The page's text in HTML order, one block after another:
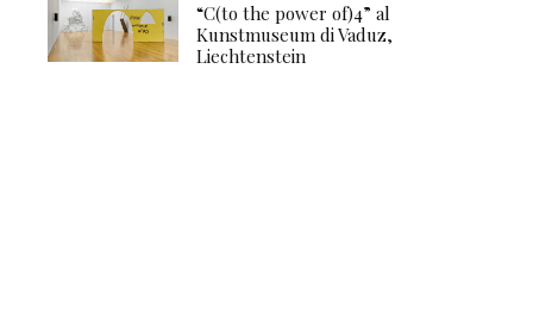
“C(to the power of)4” al
Kunstmuseum di Vaduz,
Liechtenstein